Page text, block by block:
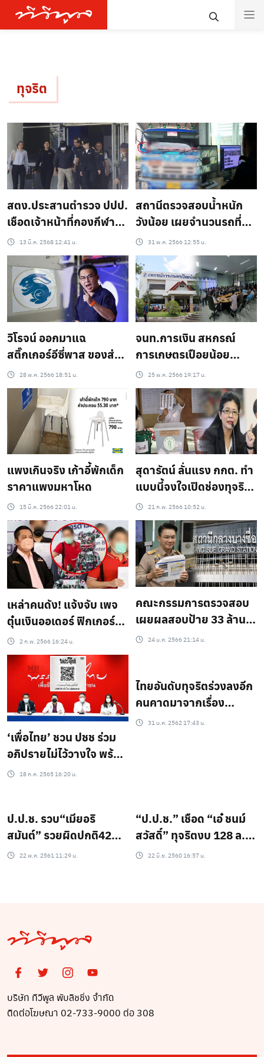
ทุจริต
สตง.ประสานตำรวจ ปปป.
เชือดเจ้าหน้าที่กองกีฬาฯ
กทม. ทุจริตค่าซ่อมรถบัส
ทิพย์ 28 ครั้ง สูญเงิน
หลวงเกือบ 2.8 ล้าน
13 มี.ค. 2568 12:41 น.
สถานีตรวจสอบน้ำหนัก
วังน้อย เผยจำนวนรถที่ติด
สติ๊กเกอร์ส่วย
31 พ.ค. 2566 12:55 น.
วิโรจน์ ออกมาแฉ
สติ๊กเกอร์อีซี่พาส ของส่วย
รถบรรทุก
28 พ.ค. 2566 18:51 น.
จนท.การเงิน สหกรณ์
การเกษตรเปือยน้อย
ยอมรับยักเงินกว่า 20 ล้าน
25 พ.ค. 2566 19:17 น.
แพงเกินจริง เก้าอี้พักเด็ก
ราคาแพงมหาโหด
15 มี.ค. 2566 22:01 น.
สุดารัตน์ ลั่นแรง กกต. ทำ
แบบนี้จงใจเปิดช่องทุจริต
เลือกตั้ง
21 ก.พ. 2566 10:52 น.
เหล่าคนดัง! แจ้งจับ เพจ
ตุ๋นเงินออเดอร์ ฟิกเกอร์
พระเอกดังสูญเงินหลัก
ล้าน!!
2 ก.พ. 2566 16:24 น.
คณะกรรมการตรวจสอบ
เผยผลสอบป้าย 33 ล้าน
บาท24 ม.ค. 2566 21:14 น.
‘เพื่อไทย’ ชวน ปชช ร่วม
อภิปรายไม่ไว้วางใจ พร้อม
ลงมติ ฝากข้อความ ไล่
18 ก.ค. 2565 16:20 น.
ไทยอันดับทุจริตร่วงลงอีก
คนคาดมาจากเรื่อง
นาฬิกาหรูแต่ บิ๊กตู่ บอก
31 ม.ค. 2562 17:43 น.
ป.ป.ช. รวบ“เมียอริ
สมันต์” รวยผิดปกติ42
ล้าน22 พ.ค. 2561 11:29 น.
“ป.ป.ช.” เชือด “เอ๋ ชนม์
สวัสดิ์” ทุจริตงบ 128 ล.
จ้างเอกชนเก็บขยะ 5 ปี
22 มิ.ย. 2560 16:57 น.
บริษัท ทีวีพูล พับลิชชิ่ง จำกัด
ติดต่อโฆษณา 02-733-9000 ต่อ 308